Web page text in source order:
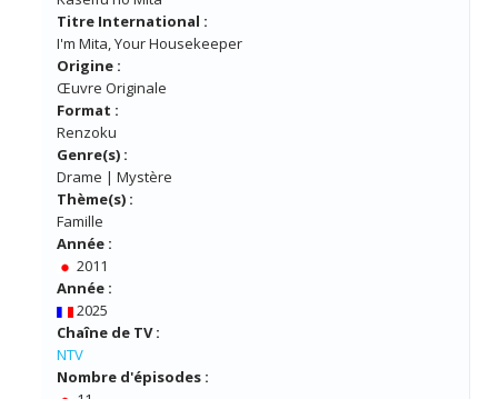
Titre International :
I'm Mita, Your Housekeeper
Origine :
Œuvre Originale
Format :
Renzoku
Genre(s) :
Drame | Mystère
Thème(s) :
Famille
Année :
2011
Année :
2025
Chaîne de TV :
NTV
Nombre d'épisodes :